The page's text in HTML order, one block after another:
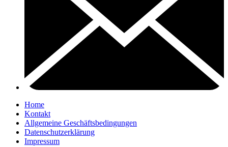
Home
Kontakt
Allgemeine Geschäftsbedingungen
Datenschutzerklärung
Impressum